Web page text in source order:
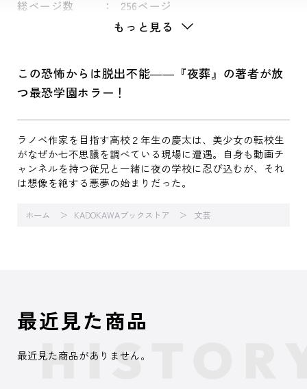
総ページ数 256ページ
もっと見る
この恐怖からは脱出不能――『夜葬』の著者が放
つ最恐学園ホラー！
ラノベ作家を目指す高校２年生の慶太は、美少女の転校生
がなぜか七不思議を調べている現場に遭遇。自身も動画チ
ャンネルを持つ従兄と一緒に夜の学校に忍び込むが、それ
は想像を絶する悪夢の始まりだった。
ホーム KADOKAWAブックストア 文芸
最近見た商品
最近見た商品がありません。